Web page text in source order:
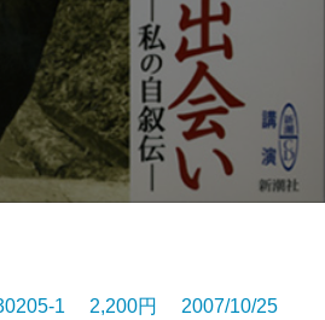
1 2,200円 2007/10/25